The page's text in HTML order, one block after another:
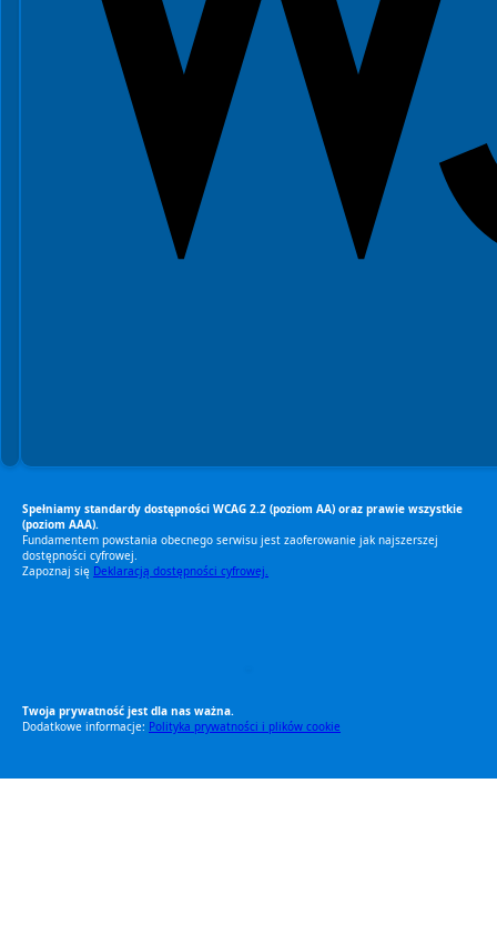
Spełniamy standardy dostępności WCAG 2.2 (poziom AA) oraz prawie wszystkie
(poziom AAA).
Fundamentem powstania obecnego serwisu jest zaoferowanie jak najszerszej
dostępności cyfrowej.
Zapoznaj się Deklaracją dostępności cyfrowej.
Twoja prywatność jest dla nas ważna.
Dodatkowe informacje: Polityka prywatności i plików cookie